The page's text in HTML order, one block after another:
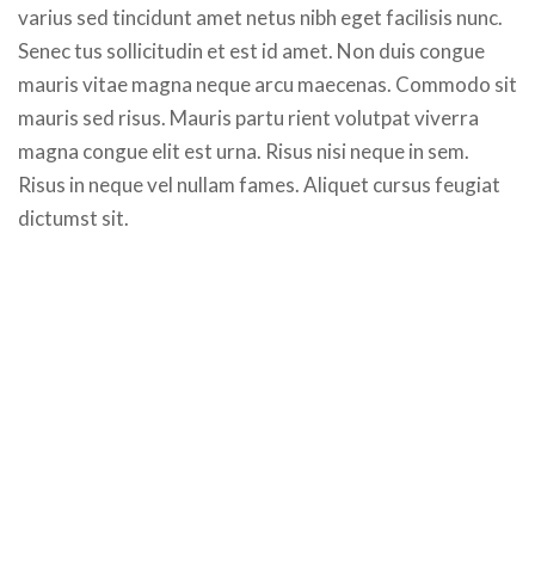
varius sed tincidunt amet netus nibh eget facilisis nunc.
Senec tus sollicitudin et est id amet. Non duis congue
mauris vitae magna neque arcu maecenas. Commodo sit
mauris sed risus. Mauris partu rient volutpat viverra
magna congue elit est urna. Risus nisi neque in sem.
Risus in neque vel nullam fames. Aliquet cursus feugiat
dictumst sit.